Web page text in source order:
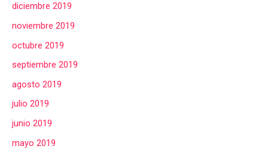
diciembre 2019
noviembre 2019
octubre 2019
septiembre 2019
agosto 2019
julio 2019
junio 2019
mayo 2019